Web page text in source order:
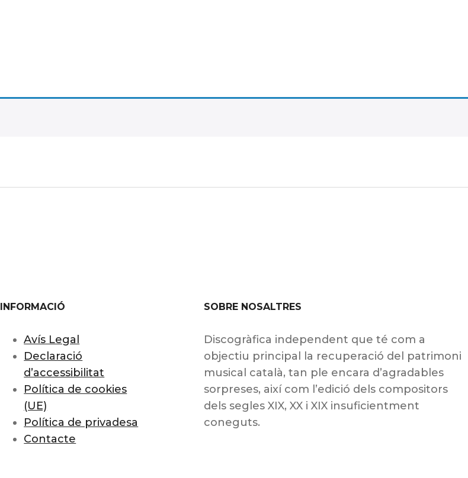
INFORMACIÓ
Avís Legal
Declaració
d’accessibilitat
Política de cookies
(UE)
Política de privadesa
Contacte
SOBRE NOSALTRES
Discogràfica independent que té com a
objectiu principal la recuperació del patrimoni
musical català, tan ple encara d’agradables
sorpreses, així com l’edició dels compositors
dels segles XIX, XX i XIX insuficientment
coneguts.